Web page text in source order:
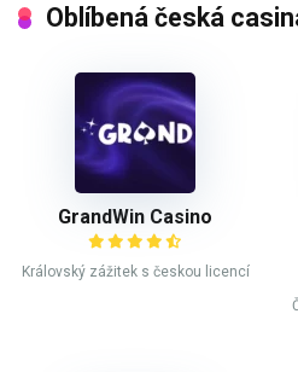
Oblíbená česká
GrandWin Casino
Královský zážitek s českou licencí